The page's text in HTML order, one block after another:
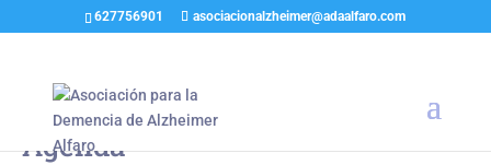
627756901 asociacionalzheimer@adaalfaro.com
Agenda